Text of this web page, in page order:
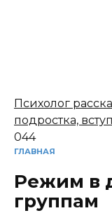
ГЛАВНАЯ
Режим в
группам
Психолог
подростка,
044